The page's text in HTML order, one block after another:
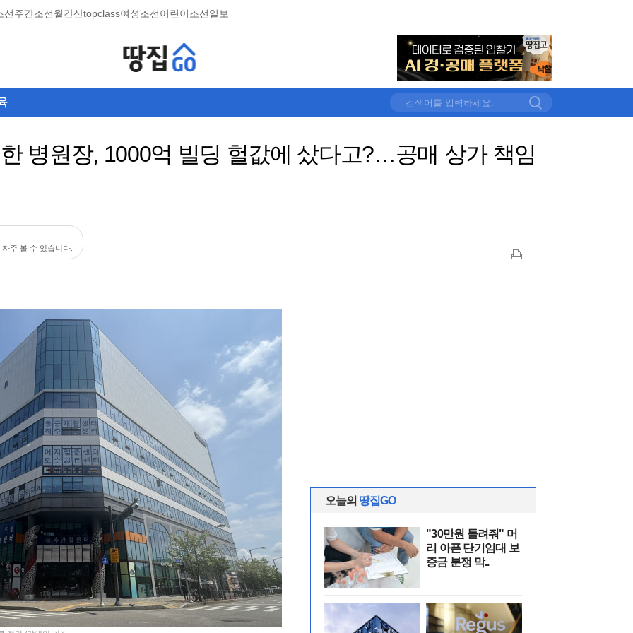
선주간조선월간산topclass여성조선어린이조선일보
병원장, 1000억 빌딩 헐값에 샀다고?…공매 상가 책임
주 볼 수 있습니다.
오늘의 땅집GO
"30만원 돌려줘" 머
리 아픈 단기임대 보
증금 분쟁 막..